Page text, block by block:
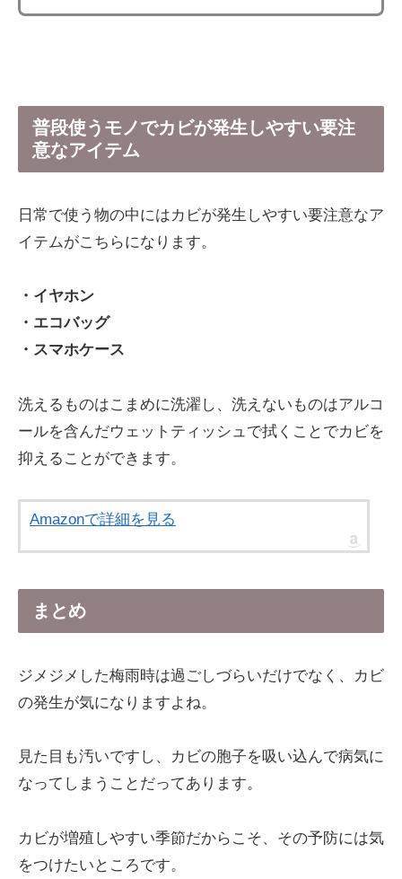
普段使うモノでカビが発生しやすい要注
意なアイテム
日常で使う物の中にはカビが発生しやすい要注意なア
イテムがこちらになります。
・イヤホン
・エコバッグ
・スマホケース
洗えるものはこまめに洗濯し、洗えないものはアルコ
ールを含んだウェットティッシュで拭くことでカビを
抑えることができます。
Amazonで詳細を見る
まとめ
ジメジメした梅雨時は過ごしづらいだけでなく、カビ
の発生が気になりますよね。
見た目も汚いですし、カビの胞子を吸い込んで病気に
なってしまうことだってあります。
カビが増殖しやすい季節だからこそ、その予防には気
をつけたいところです。